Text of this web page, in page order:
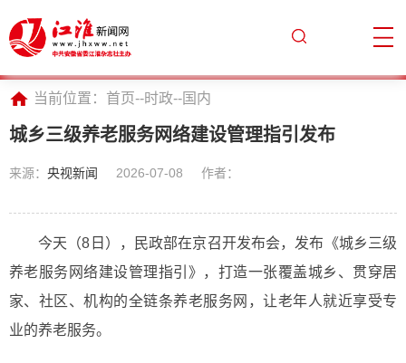
当前位置： 首页--时政--国内
城乡三级养老服务网络建设管理指引发布
来源： 央视新闻 2026-07-08 作者：
今天（8日），民政部在京召开发布会，发布《城乡三级
养老服务网络建设管理指引》，打造一张覆盖城乡、贯穿居
家、社区、机构的全链条养老服务网，让老年人就近享受专
业的养老服务。